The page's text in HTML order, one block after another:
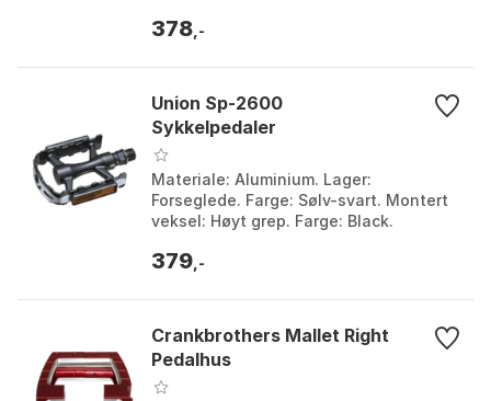
378 ,-
Union Sp-2600
Sykkelpedaler
Materiale: Aluminium. Lager:
Forseglede. Farge: Sølv-svart. Montert
veksel: Høyt grep. Farge: Black.
379 ,-
Crankbrothers Mallet Right
Pedalhus